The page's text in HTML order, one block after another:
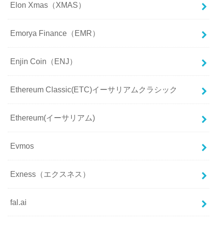
Elon Xmas（XMAS）
Emorya Finance（EMR）
Enjin Coin（ENJ）
Ethereum Classic(ETC)イーサリアムクラシック
Ethereum(イーサリアム)
Evmos
Exness（エクスネス）
fal.ai